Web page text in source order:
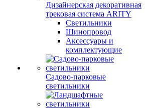
Дизайнерская декоративная
трековая система ARITY
Светильники
Шинопровод
Аксессуары и
комплектующие
Садово-парковые
светильники